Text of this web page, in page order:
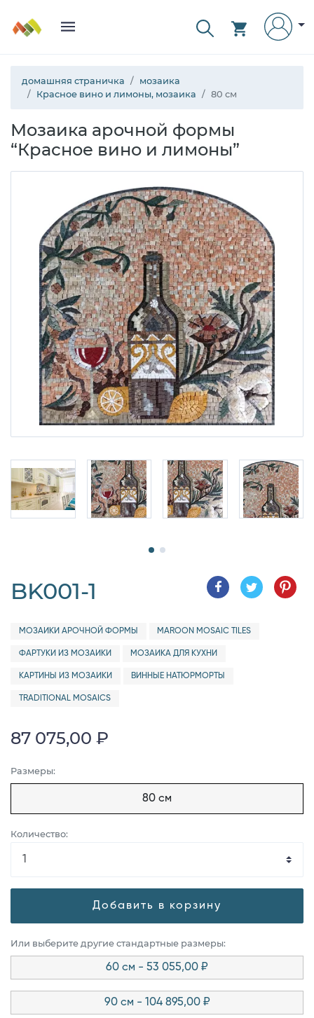
домашняя страничка
мозаика
Красное вино и лимоны, мозаика
80 см
Мозаика арочной формы
“Красное вино и лимоны”
BK001-1
МОЗАИКИ АРОЧНОЙ ФОРМЫ MAROON MOSAIC TILES
ФАРТУКИ ИЗ МОЗАИКИ МОЗАИКА ДЛЯ КУХНИ
КАРТИНЫ ИЗ МОЗАИКИ ВИННЫЕ НАТЮРМОРТЫ
TRADITIONAL MOSAICS
87 075,00 ₽
Размеры:
80 см
Количество:
Добавить в корзину
Или выберите другие стандартные размеры:
60 см - 53 055,00 ₽
90 см - 104 895,00 ₽